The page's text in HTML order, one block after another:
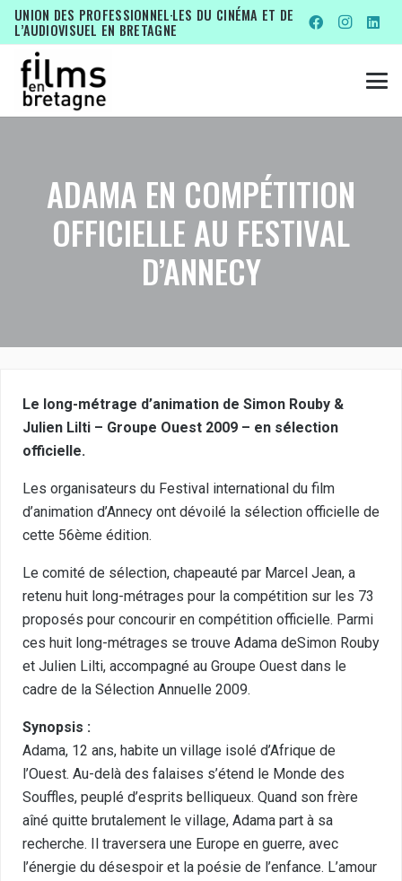
UNION DES PROFESSIONNEL·LES DU CINÉMA ET DE
L’AUDIOVISUEL EN BRETAGNE
ADAMA EN COMPÉTITION
OFFICIELLE AU FESTIVAL
D’ANNECY
Le long-métrage d’animation de Simon Rouby &
Julien Lilti – Groupe Ouest 2009 – en sélection
officielle.
Les organisateurs du Festival international du film
d’animation d’Annecy ont dévoilé la sélection officielle de
cette 56ème édition.
Le comité de sélection, chapeauté par Marcel Jean, a
retenu huit long-métrages pour la compétition sur les 73
proposés pour concourir en compétition officielle. Parmi
ces huit long-métrages se trouve Adama deSimon Rouby
et Julien Lilti, accompagné au Groupe Ouest dans le
cadre de la Sélection Annuelle 2009.
Synopsis :
Adama, 12 ans, habite un village isolé d’Afrique de
l’Ouest. Au-delà des falaises s’étend le Monde des
Souffles, peuplé d’esprits belliqueux. Quand son frère
aîné quitte brutalement le village, Adama part à sa
recherche. Il traversera une Europe en guerre, avec
l’énergie du désespoir et la poésie de l’enfance. L’amour